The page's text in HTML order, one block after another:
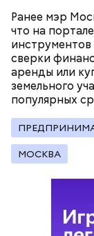
Ранее мэр
что на
сверки
аренды или
земельного
популярных
МОСКВА
В настоящее
кольца»
подчеркнули
Существуют
стал
самой
Мансуровском
Булгакова —
приходил к
Символом
кот — манул
поиграть,
Однако оно не
гостями